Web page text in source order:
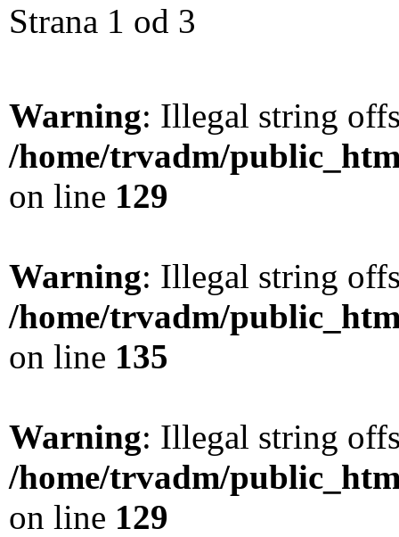
Strana 1 od 3
Warning: Illegal string
/home/trvadm/
on line 129
Warning: Illegal string
/home/trvadm/
on line 135
Warning: Illegal string
/home/trvadm/
on line 129